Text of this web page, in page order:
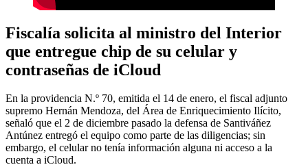
Fiscalía solicita al ministro del Interior
que entregue chip de su celular y
contraseñas de iCloud
En la providencia N.º 70, emitida el 14 de enero, el fiscal adjunto
supremo Hernán Mendoza, del Área de Enriquecimiento Ilícito,
señaló que el 2 de diciembre pasado la defensa de Santiváñez
Antúnez entregó el equipo como parte de las diligencias; sin
embargo, el celular no tenía información alguna ni acceso a la
cuenta a iCloud.